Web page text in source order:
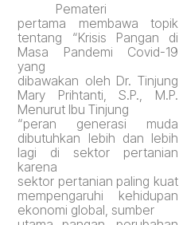
Pemateri
pertama membawa topik
tentang “Krisis Pangan di
Masa Pandemi Covid-19
yang
dibawakan oleh Dr. Tinjung
Mary Prihtanti, S.P., M.P.
Menurut Ibu Tinjung
“peran generasi muda
dibutuhkan lebih dan lebih
lagi di sektor pertanian
karena
sektor pertanian paling kuat
mempengaruhi kehidupan
ekonomi global, sumber